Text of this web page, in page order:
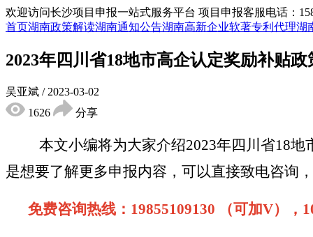
欢迎访问长沙项目申报一站式服务平台 项目申报客服电话：
首页湖南政策解读湖南通知公告湖南高新企业软著专利代理湖
2023年四川省18地市高企认定奖励补贴
吴亚斌 / 2023-03-02
1626
分享
本文小编将为大家介绍2023年四川 省18地
是想要了解更多申报内容，可以直接致电咨询
免费咨询热线： 19855109130 （可加V），